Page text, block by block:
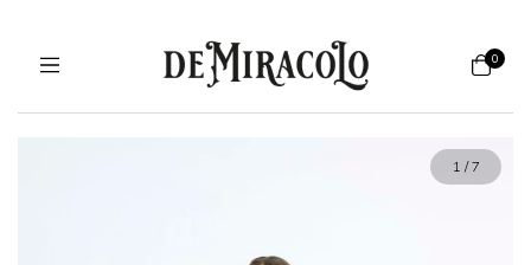
0
1 /7